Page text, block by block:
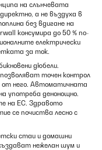
на слънчевата
а не въздуха в
без вдигане на
консумира до 50 % по-
електрически
за ток.
дюбели.
точен контрол
него. Автоматичната
употреба денонощно.
на ЕС. Здравото
се почиства лесно с
стаи и домашни
нежелан шум и